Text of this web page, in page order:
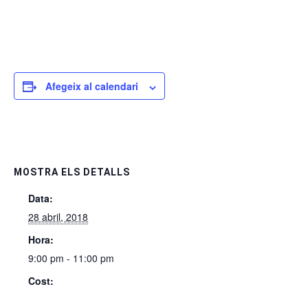
Afegeix al calendari
MOSTRA ELS DETALLS
Data:
28 abril, 2018
Hora:
9:00 pm - 11:00 pm
Cost: